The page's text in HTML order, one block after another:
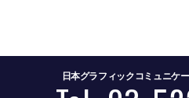
日本グラフィックコミュニケ